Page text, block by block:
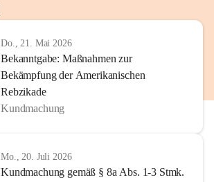
Do., 21. Mai 2026
Bekanntgabe: Maßnahmen zur
Bekämpfung der Amerikanischen
Rebzikade
Kundmachung
Mo., 20. Juli 2026
Kundmachung gemäß § 8a Abs. 1-3 Stmk.